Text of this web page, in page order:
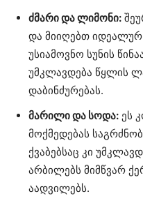
ძმარი და ლიმონი:
და მიიღებთ იდეალურ
უსიამოვნო სუნის
უმკლავდება წყლის
დაბინძურებას.
მარილი და სოდა: ეს
მოქმედებას
ქვაბებსაც კი
არბილებს მიმწვარ
აადვილებს.